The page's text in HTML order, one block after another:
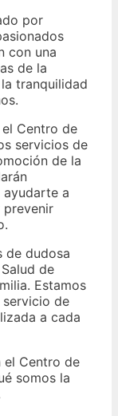
por
con una
de la
tranquilidad
Centro de
servicios de
de la
ayudarte a
prevenir
de dudosa
de
Estamos
de
a cada
el Centro de
somos la